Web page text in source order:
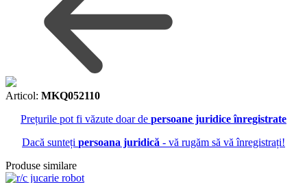
Articol: MKQ052110
Prețurile pot fi văzute doar de persoane juridice înregistrate
Dacă sunteți persoana juridică - vă rugăm să vă înregistrați!
Produse similare